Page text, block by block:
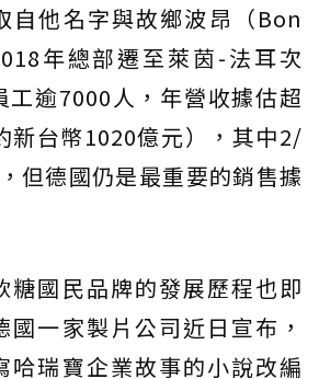
自他名字與故鄉波昂（Bon
年總部遷至萊茵-法耳次
工逾7000人，年營收據估超
新台幣1020億元），其中2/
但德國仍是最重要的銷售據
糖國民品牌的發展歷程也即
國一家製片公司近日宣布，
哈瑞寶企業故事的小說改編